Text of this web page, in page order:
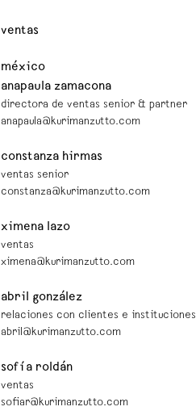
ventas
méxico
anapaula zamacona
directora de ventas senior & partner
anapaula@kurimanzutto.com
constanza hirmas
ventas senior
constanza@kurimanzutto.com
ximena lazo
ventas
ximena@kurimanzutto.com
abril gonzález
relaciones con clientes e instituciones
abril@kurimanzutto.com
sofía roldán
ventas
sofiar@kurimanzutto.com